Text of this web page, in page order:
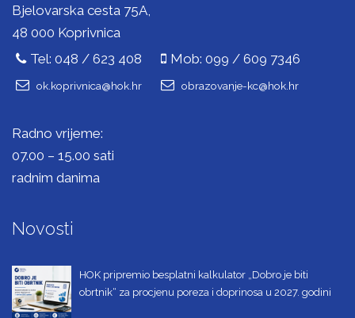
Bjelovarska cesta 75A,
48 000 Koprivnica
Tel: 048 / 623 408
Mob: 099 / 609 7346
ok.koprivnica@hok.hr obrazovanje-kc@hok.hr
Radno vrijeme:
07.00 – 15.00 sati
radnim danima
Novosti
HOK pripremio besplatni kalkulator „Dobro je biti
obrtnik“ za procjenu poreza i doprinosa u 2027. godini